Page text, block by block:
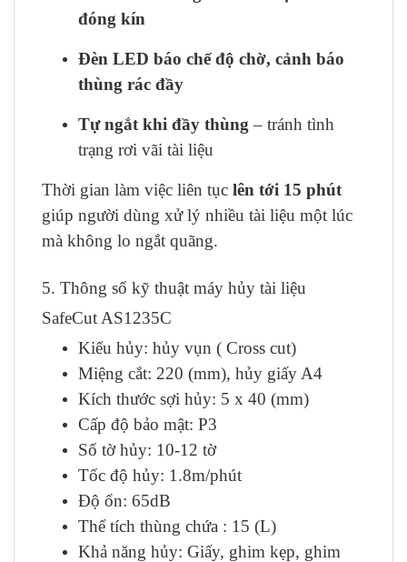
đóng kín
Đèn LED báo chế độ chờ, cảnh báo
thùng rác đầy
Tự ngắt khi đầy thùng – tránh tình
trạng rơi vãi tài liệu
Thời gian làm việc liên tục lên tới 15 phút
giúp người dùng xử lý nhiều tài liệu một lúc
mà không lo ngắt quãng.
5. Thông số kỹ thuật máy hủy tài liệu
SafeCut AS1235C
Kiểu hủy: hủy vụn ( Cross cut)
Miệng cắt: 220 (mm), hủy giấy A4
Kích thước sợi hủy: 5 x 40 (mm)
Cấp độ bảo mật: P3
Số tờ hủy: 10-12 tờ
Tốc độ hủy: 1.8m/phút
Độ ổn: 65dB
Thể tích thùng chứa : 15 (L)
Khả năng hủy: Giấy, ghim kẹp, ghim